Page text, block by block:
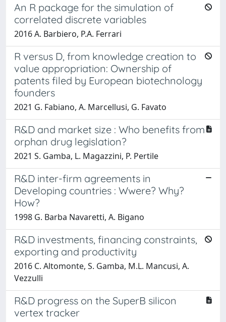
An R package for the simulation of
correlated discrete variables
2016 A. Barbiero, P.A. Ferrari
R versus D, from knowledge creation to
value appropriation: Ownership of
patents filed by European biotechnology
founders
2021 G. Fabiano, A. Marcellusi, G. Favato
R&D and market size : Who benefits from
orphan drug legislation?
2021 S. Gamba, L. Magazzini, P. Pertile
R&D inter-firm agreements in
Developing countries : Wwere? Why?
How?
1998 G. Barba Navaretti, A. Bigano
R&D investments, financing constraints,
exporting and productivity
2016 C. Altomonte, S. Gamba, M.L. Mancusi, A.
Vezzulli
R&D progress on the SuperB silicon
vertex tracker